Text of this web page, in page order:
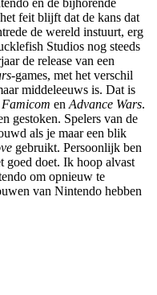
feit blijft dat de kans dat
de wereld instuurt, erg
Studios nog steeds
de release van een
games, met het verschil
middeleeuws is. Dat is
Famicom en Advance Wars.
gestoken. Spelers van de
als je maar een blik
gebruikt. Persoonlijk ben
goed doet. Ik hoop alvast
om opnieuw te
van Nintendo hebben